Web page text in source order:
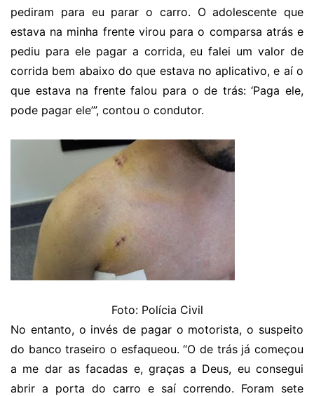
pediram para eu parar o carro. O adolescente que
estava na minha frente virou para o comparsa atrás e
pediu para ele pagar a corrida, eu falei um valor de
corrida bem abaixo do que estava no aplicativo, e aí o
que estava na frente falou para o de trás: ‘Paga ele,
pode pagar ele’”, contou o condutor.
Foto: Polícia Civil
No entanto, o invés de pagar o motorista, o suspeito
do banco traseiro o esfaqueou. “O de trás já começou
a me dar as facadas e, graças a Deus, eu consegui
abrir a porta do carro e saí correndo. Foram sete